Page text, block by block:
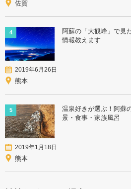
佐賀
4
阿蘇の「大観峰」で見
情報教えます
2019年6月26日
熊本
5
温泉好きが選ぶ！阿蘇
景・食事・家族風呂
2019年1月18日
熊本